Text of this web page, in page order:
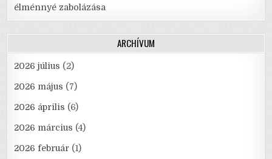
élménnyé zabolázása
ARCHÍVUM
2026 július (2)
2026 május (7)
2026 április (6)
2026 március (4)
2026 február (1)